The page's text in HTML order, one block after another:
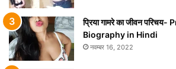
प्रिया गामरे का जीवन
Biography in Hindi
नवम्बर 16, 2022